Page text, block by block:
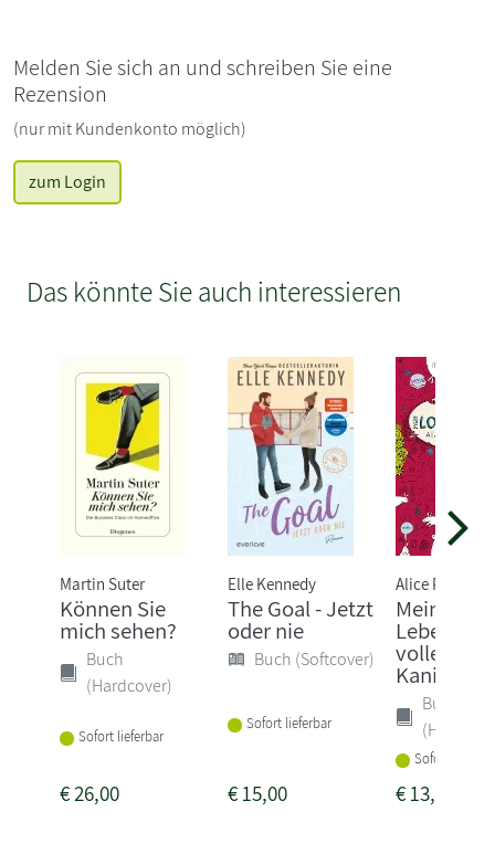
Melden Sie sich an und schreiben Sie eine
Rezension
(nur mit Kundenkonto möglich)
zum Login
Das könnte Sie auch interessieren
Martin Suter
Können Sie
mich sehen?
Buch
(Hardcover)
Sofort lieferbar
€26,00
Elle Kennedy
The Goal - Jetzt
oder nie
Buch (Softcover)
Sofort lieferbar
€15,00
Alice
Mein
Leben 01.
voller
Kaninchen
Buch
Sofort
€13,00